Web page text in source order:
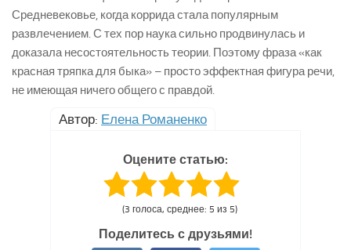
Средневековье, когда коррида стала популярным
развлечением. С тех пор наука сильно продвинулась и
доказала несостоятельность теории. Поэтому фраза «как
красная тряпка для быка» – просто эффектная фигура речи,
не имеющая ничего общего с правдой.
Автор: Елена Романенко
Оцените статью:
(3 голоса, среднее: 5 из 5)
Поделитесь с друзьями!